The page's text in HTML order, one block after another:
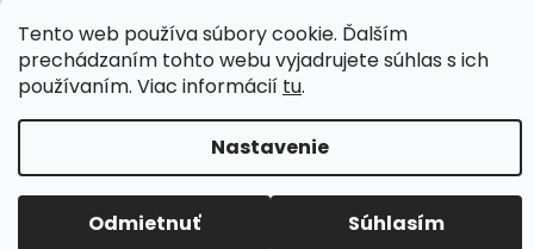
Tento web používa súbory cookie. Ďalším
prechádzaním tohto webu vyjadrujete súhlas s ich
používaním. Viac informácií tu.
Nastavenie
Odmietnuť Súhlasím
Copyright 2026𝙈𝙖𝙘𝙤𝘽𝙞𝙠𝙚. Všetky práva vyhradené.